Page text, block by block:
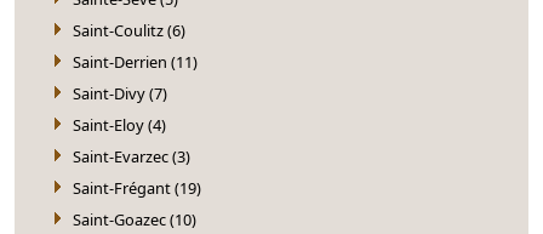
Saint-Coulitz (6)
Saint-Derrien (11)
Saint-Divy (7)
Saint-Eloy (4)
Saint-Evarzec (3)
Saint-Frégant (19)
Saint-Goazec (10)